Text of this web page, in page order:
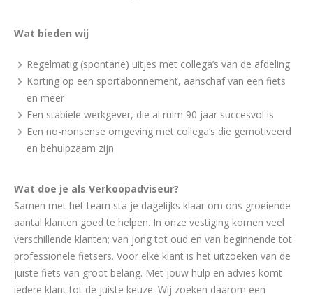
Wat bieden wij
Regelmatig (spontane) uitjes met collega’s van de afdeling
Korting op een sportabonnement, aanschaf van een fiets
en meer
Een stabiele werkgever, die al ruim 90 jaar succesvol is
Een no-nonsense omgeving met collega’s die gemotiveerd
en behulpzaam zijn
Wat doe je als Verkoopadviseur?
Samen met het team sta je dagelijks klaar om ons groeiende
aantal klanten goed te helpen. In onze vestiging komen veel
verschillende klanten; van jong tot oud en van beginnende tot
professionele fietsers. Voor elke klant is het uitzoeken van de
juiste fiets van groot belang. Met jouw hulp en advies komt
iedere klant tot de juiste keuze. Wij zoeken daarom een